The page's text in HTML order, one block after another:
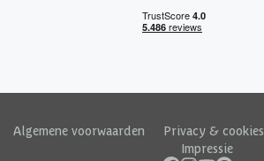
Algemene voorwaarden Privacy & cookies
Impressie